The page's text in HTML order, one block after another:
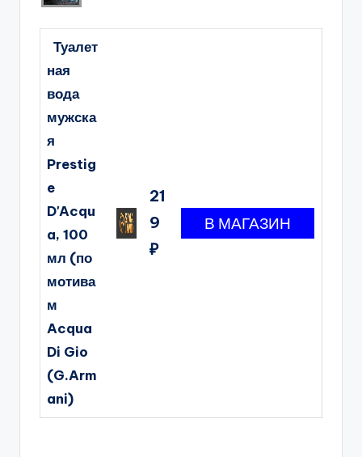
Туалет
ная
вода
мужска
я
Prestig
e
D'Acqu
a, 100
мл (по
мотива
м
Acqua
Di Gio
(G.Arm
ani)
21
9
₽